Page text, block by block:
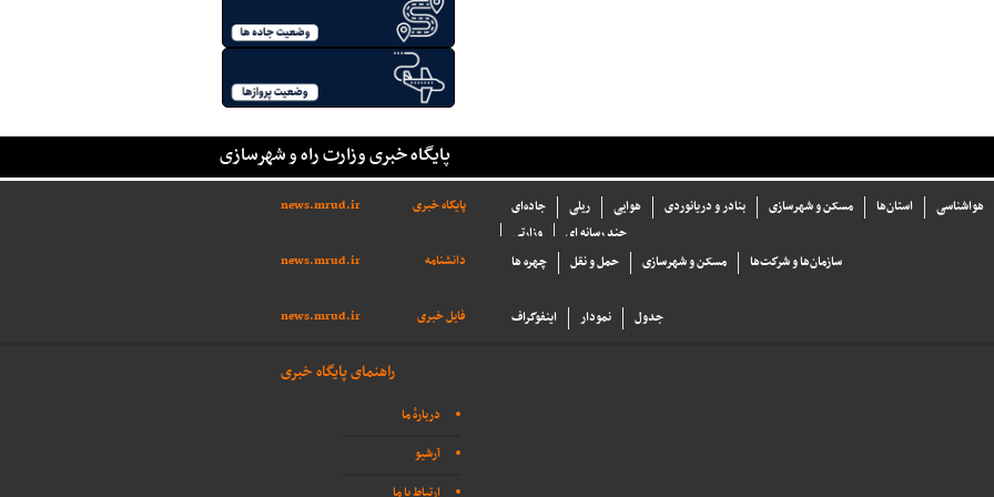
پایگاه خبری وزارت راه و شهرسازی
پایگاه خبری news.mrud.ir جاده‌ای ریلی هوایی بنادر و دریانوردی مسکن و شهرسازی استان‌ها
هواشناسی
وزارتی
چند رسانه ای
دانشنامه
news.mrud.ir چهره ها حمل و نقل مسکن و شهرسازی سازما‌ن‌ها و شركت‌ها
فایل خبری news.mrud.ir اینفوگراف نمودار جدول
راهنمای پایگاه خبری
دربارهٔ ما
آرشیو